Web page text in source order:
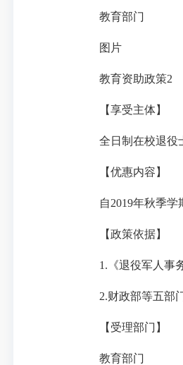
教育部门
图片
教育资助政策2
【享受主体】
全日制在校退役
【优惠内容】
自2019年秋季学期
【政策依据】
1.《退役军人事务
2.财政部等五部门
【受理部门】
教育部门